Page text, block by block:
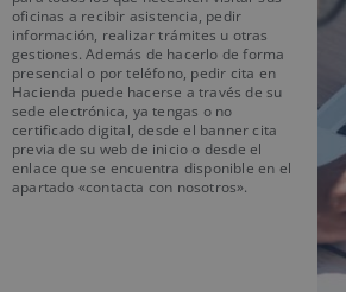
oficinas a recibir asistencia, pedir
información, realizar trámites u otras
gestiones. Además de hacerlo de forma
presencial o por teléfono, pedir cita en
Hacienda puede hacerse a través de su
sede electrónica, ya tengas o no
certificado digital, desde el banner cita
previa de su web de inicio o desde el
enlace que se encuentra disponible en el
apartado «contacta con nosotros».